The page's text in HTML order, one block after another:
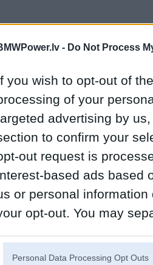
- Do Not Process
you wish to opt-out of
of your
advertising by
to confirm your
out request is
based ads based
or personal
opt-out. You may
Personal Data Processing Opt Outs